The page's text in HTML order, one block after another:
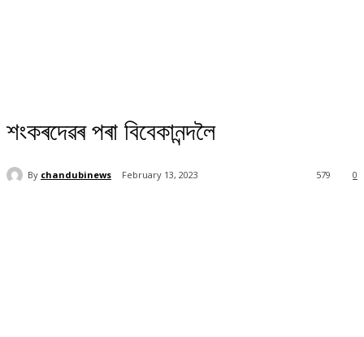
শংকৰদেৱৰ পৰা বিবেকানন্দলৈ
By chandubinews February 13, 2023 0
579